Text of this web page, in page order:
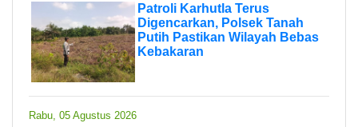
Patroli Karhutla Terus
Digencarkan, Polsek Tanah
Putih Pastikan Wilayah Bebas
Kebakaran
Rabu, 05 Agustus 2026